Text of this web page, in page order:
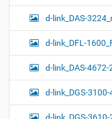
d-link_DAS-
d-link_DFL-
d-link_DAS-
d-link_DGS-